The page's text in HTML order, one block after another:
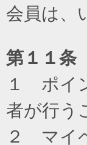
会員は、
第１１条
１ ポイ
者が行う
２ マイ